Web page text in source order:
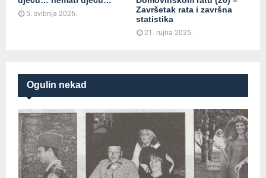
5. svibnja 2026.
Završetak rata i završna
statistika
21. rujna 2025.
Ogulin nekad